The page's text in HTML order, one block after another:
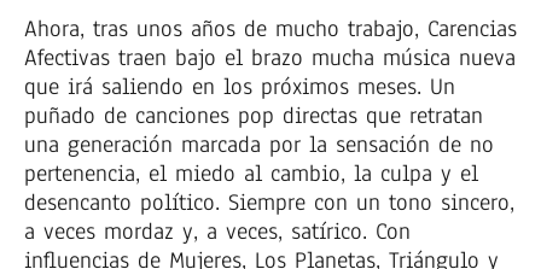
Ahora, tras unos años de mucho trabajo, Carencias
Afectivas traen bajo el brazo mucha música nueva
que irá saliendo en los próximos meses. Un
puñado de canciones pop directas que retratan
una generación marcada por la sensación de no
pertenencia, el miedo al cambio, la culpa y el
desencanto político. Siempre con un tono sincero,
a veces mordaz y, a veces, satírico. Con
influencias de Mujeres, Los Planetas, Triángulo y